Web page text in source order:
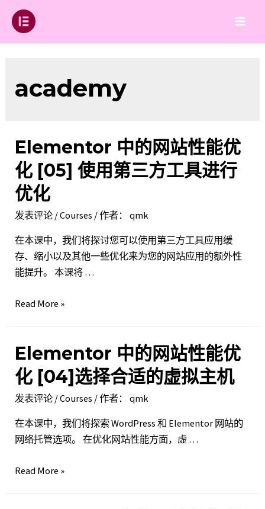
academy
Elementor 中的网站性能优
化 [05] 使用第三方工具进行
优化
发表评论 /Courses / 作者： qmk
在本课中，我们将探讨您可以使用第三方工具应用缓
存、缩小以及其他一些优化来为您的网站应用的额外性
能提升。 本课将 …
Elementor
网
站
性
能
化 [05]
使
Read More »
Elementor 中的网站性能优
化 [04]选择合适的虚拟主机
发表评论 /Courses / 作者： qmk
在本课中，我们将探索 WordPress 和 Elementor 网站的
网络托管选项。 在优化网站性能方面，虚 …
Elementor
Read More »